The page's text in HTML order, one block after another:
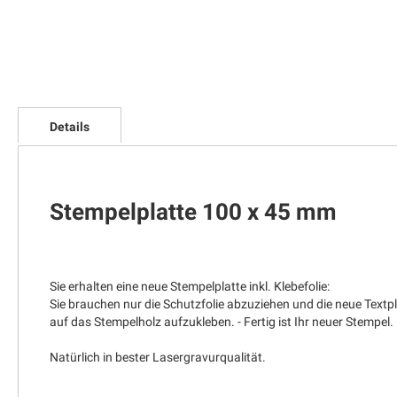
Anfang
Bildgalerie
Details
Stempelplatte 100 x 45 mm
Sie erhalten eine neue Stempelplatte inkl. Klebefolie:
Sie brauchen nur die Schutzfolie abzuziehen und die neue
auf das Stempelholz aufzukleben. - Fertig ist Ihr neuer Stempel.
Natürlich in bester Lasergravurqualität.